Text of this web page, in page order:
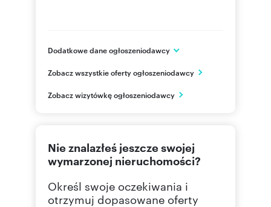
Dodatkowe dane ogłoszeniodawcy
Gliwice
PL
606-12 Pokaż telefon
604 11 Pokaż telefon
Zobacz wszystkie oferty ogłoszeniodawcy
Zobacz wizytówkę ogłoszeniodawcy
Nie znalazłeś jeszcze swojej
wymarzonej nieruchomości?
Określ swoje oczekiwania i
otrzymuj dopasowane oferty